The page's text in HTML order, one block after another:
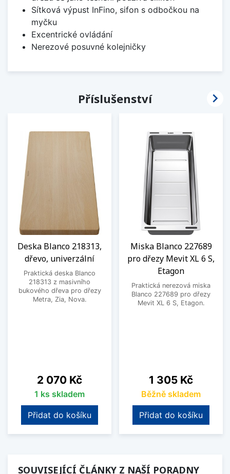
Sítková výpust InFino, sifon s odbočkou na
myčku
Excentrické ovládání
Nerezové posuvné kolejničky
Příslušenství
Deska Blanco 218313,
dřevo, univerzální
Praktická deska Blanco
218313 z masivního
bukového dřeva pro dřezy
Metra, Zia, Nova.
Cena
2 070 Kč
1 ks skladem
Přidat do košíku
Miska Blanco 227689
pro dřezy Mevit XL 6 S,
Etagon
Praktická nerezová miska
Blanco 227689 pro dřezy
Mevit XL 6 S, Etagon.
Cena
1 305 Kč
Běžně skladem
Přidat do košíku

SOUVISEJÍCÍ ČLÁNKY Z NAŠÍ PORADNY